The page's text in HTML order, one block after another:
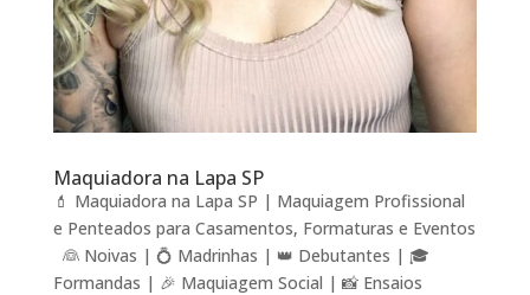
Maquiadora na Lapa SP
💄 Maquiadora na Lapa SP | Maquiagem Profissional
e Penteados para Casamentos, Formaturas e Eventos
👰 Noivas | 💍 Madrinhas | 👑 Debutantes | 🎓
Formandas | 🎉 Maquiagem Social | 📸 Ensaios